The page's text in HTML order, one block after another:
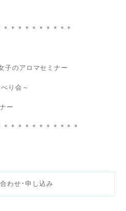
＊＊＊＊＊＊＊＊＊
子のアロマセミナー
り会～
ー
＊＊＊＊＊＊＊＊＊＊
わせ･申し込み